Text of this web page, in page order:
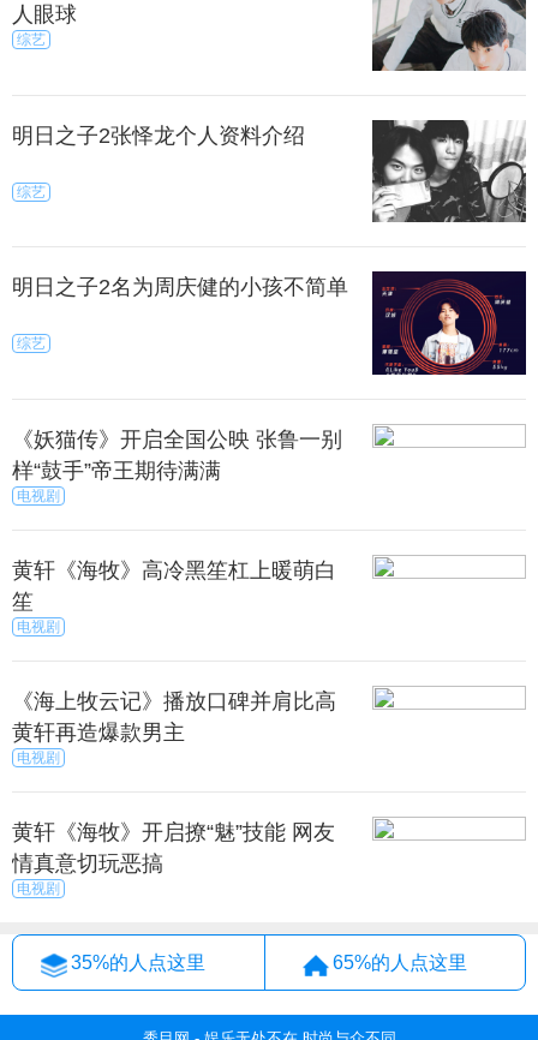
人眼球
综艺
明日之子2张怿龙个人资料介绍
综艺
明日之子2名为周庆健的小孩不简单
综艺
《妖猫传》开启全国公映 张鲁一别
样“鼓手”帝王期待满满
电视剧
黄轩《海牧》高冷黑笙杠上暖萌白
笙
电视剧
《海上牧云记》播放口碑并肩比高
黄轩再造爆款男主
电视剧
黄轩《海牧》开启撩“魅”技能 网友
情真意切玩恶搞
电视剧
35%的人点这里 65%的人点这里